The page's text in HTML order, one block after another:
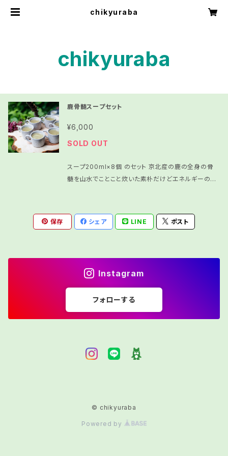
chikyuraba
chikyuraba
鹿骨髄スープセット
¥6,000
SOLD OUT
スープ200ml×8個 のセット 京北産の鹿の全身の骨
髄を山水でことこと炊いた素朴だけどエネルギーの高
味付けしただけでもとても美味しいスープになります)
※防腐剤・保存料等は一切使用してません。 冷凍で届
medium=copy_link chikyurabaで検索
保存 シェア LINE ポスト
Instagram
フォローする
© chikyuraba
Powered by